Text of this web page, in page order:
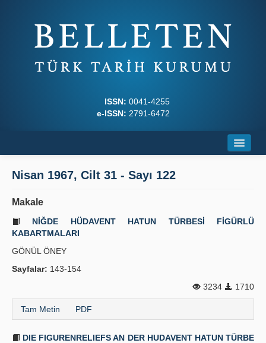
ISSN: 0041-4255
e-ISSN: 2791-6472
Yazım Kuralları
Kılavuzlar
Nisan 1967, Cilt 31 - Sayı 122
Makale
NİĞDE HÜDAVENT HATUN TÜRBESİ FİGÜRLÜ
KABARTMALARI
GÖNÜL ÖNEY
Sayfalar: 143-154
3234
1710
Tam Metin PDF
DIE FIGURENRELIEFS AN DER HUDAVENT HATUN TÜRBE